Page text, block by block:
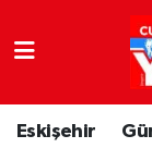
Eskişehir
Nöbetçi
Hava